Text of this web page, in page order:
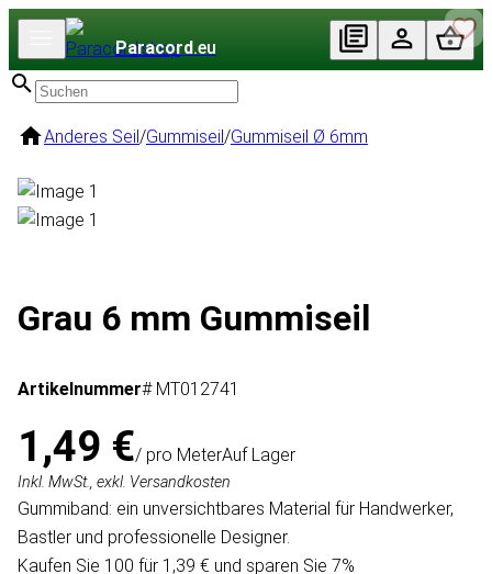
Paracord.eu
Anderes Seil/Gummiseil/Gummiseil Ø 6mm
Grau 6 mm Gummiseil
Artikelnummer# MT012741
1,49 €/ pro MeterAuf Lager
Inkl. MwSt., exkl. Versandkosten
Gummiband: ein unversichtbares Material für Handwerker,
Bastler und professionelle Designer.
Kaufen Sie 100 für 1,39 € und sparen Sie 7%